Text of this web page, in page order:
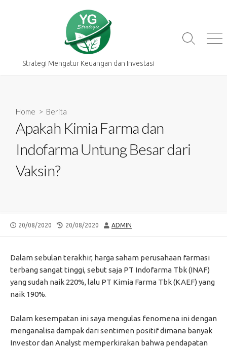
Strategi Mengatur Keuangan dan Investasi
Search
Home > Berita
Apakah Kimia Farma dan
Indofarma Untung Besar dari
Vaksin?
PUBLISHED
20/08/2020
LAST
20/08/2020 AUTHOR
ADMIN
Dalam sebulan terakhir, harga saham perusahaan farmasi
terbang sangat tinggi, sebut saja PT Indofarma Tbk (INAF)
yang sudah naik 220%, lalu PT Kimia Farma Tbk (KAEF) yang
naik 190%.
Dalam kesempatan ini saya mengulas fenomena ini dengan
menganalisa dampak dari sentimen positif dimana banyak
Investor dan Analyst memperkirakan bahwa pendapatan